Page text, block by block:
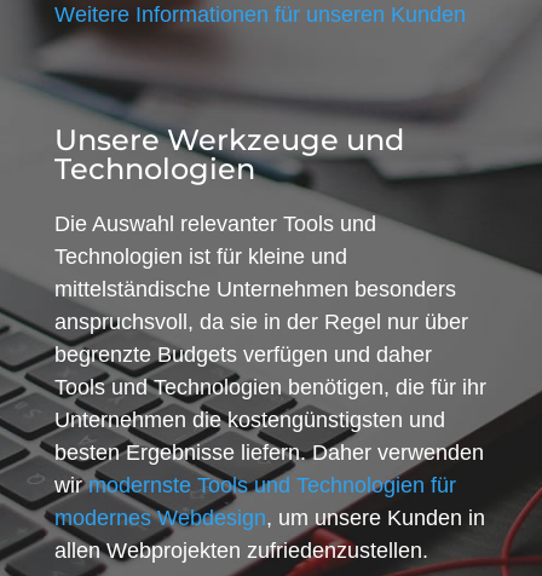
Weitere Informationen für unseren Kunden
Unsere Werkzeuge und
Technologien
Die Auswahl relevanter Tools und
Technologien ist für kleine und
mittelständische Unternehmen besonders
anspruchsvoll, da sie in der Regel nur über
begrenzte Budgets verfügen und daher
Tools und Technologien benötigen, die für ihr
Unternehmen die kostengünstigsten und
besten Ergebnisse liefern. Daher verwenden
wirmodernste Tools und Technologien für
modernes Webdesign, um unsere Kunden in
allen Webprojekten zufriedenzustellen.